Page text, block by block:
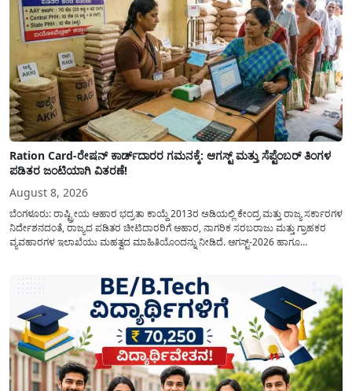
Ration Card-ರೇಷನ್ ಕಾರ್ಡ್‍ದಾರರ ಗಮನಕ್ಕೆ: ಆಗಸ್ಟ್ ಮತ್ತು ಸೆಪ್ಟೆಂಬರ್ ತಿಂಗಳ
ಪಡಿತರ ಜಂಟಿಯಾಗಿ ವಿತರಣೆ!
August 8, 2026
ಬೆಂಗಳೂರು: ರಾಷ್ಟ್ರೀಯ ಆಹಾರ ಭದ್ರತಾ ಕಾಯ್ದೆ 2013ರ ಅಡಿಯಲ್ಲಿ ಕೇಂದ್ರ ಮತ್ತು ರಾಜ್ಯ ಸರ್ಕಾರಗಳ
ನಿರ್ದೇಶನದಂತೆ, ರಾಜ್ಯದ ಪಡಿತರ ಚೀಟಿದಾರರಿಗೆ ಆಹಾರ, ನಾಗರಿಕ ಸರಬರಾಜು ಮತ್ತು ಗ್ರಾಹಕರ
ವ್ಯವಹಾರಗಳ ಇಲಾಖೆಯು ಮಹತ್ವದ ಮಾಹಿತಿಯೊಂದನ್ನು ನೀಡಿದೆ. ಆಗಸ್ಟ್-2026 ಹಾಗೂ